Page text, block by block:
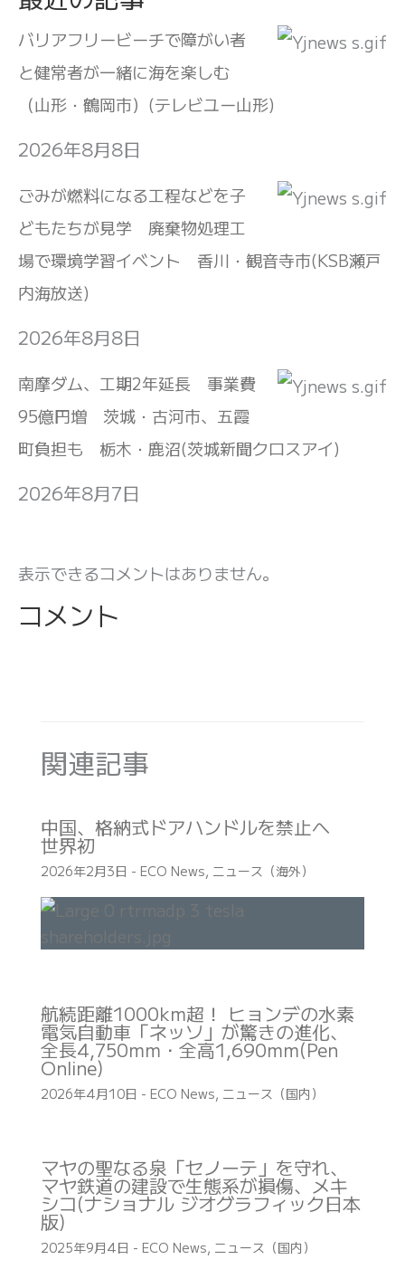
バリアフリービーチで障がい者
と健常者が一緒に海を楽しむ
（山形・鶴岡市）(テレビユー山形)
2026年8月8日
ごみが燃料になる工程などを子
どもたちが見学 廃棄物処理工
場で環境学習イベント 香川・観音寺市(KSB瀬戸
内海放送)
2026年8月8日
南摩ダム、工期2年延長 事業費
95億円増 茨城・古河市、五霞
町負担も 栃木・鹿沼(茨城新聞クロスアイ)
2026年8月7日
表示できるコメントはありません。
コメント
関連記事
中国、格納式ドアハンドルを禁止へ
世界初
2026年2月3日 - ECO News, ニュース（海外）
航続距離1000km超！ ヒョンデの水素
電気自動車「ネッソ」が驚きの進化、
全長4,750mm・全高1,690mm(Pen
Online)
2026年4月10日 - ECO News, ニュース（国内）
マヤの聖なる泉「セノーテ」を守れ、
マヤ鉄道の建設で生態系が損傷、メキ
シコ(ナショナル ジオグラフィック日本
版)
2025年9月4日 - ECO News, ニュース（国内）